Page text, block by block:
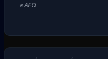
e AEO.